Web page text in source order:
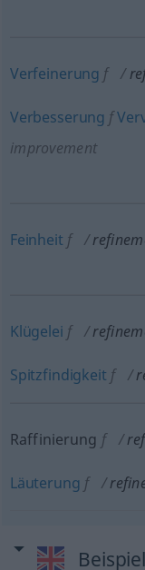
Verfeinerung f
Verbesserung f
improvement
Feinheit f
Klügelei f
Spitzfindigkeit f
Raffinierung f
Läuterung f